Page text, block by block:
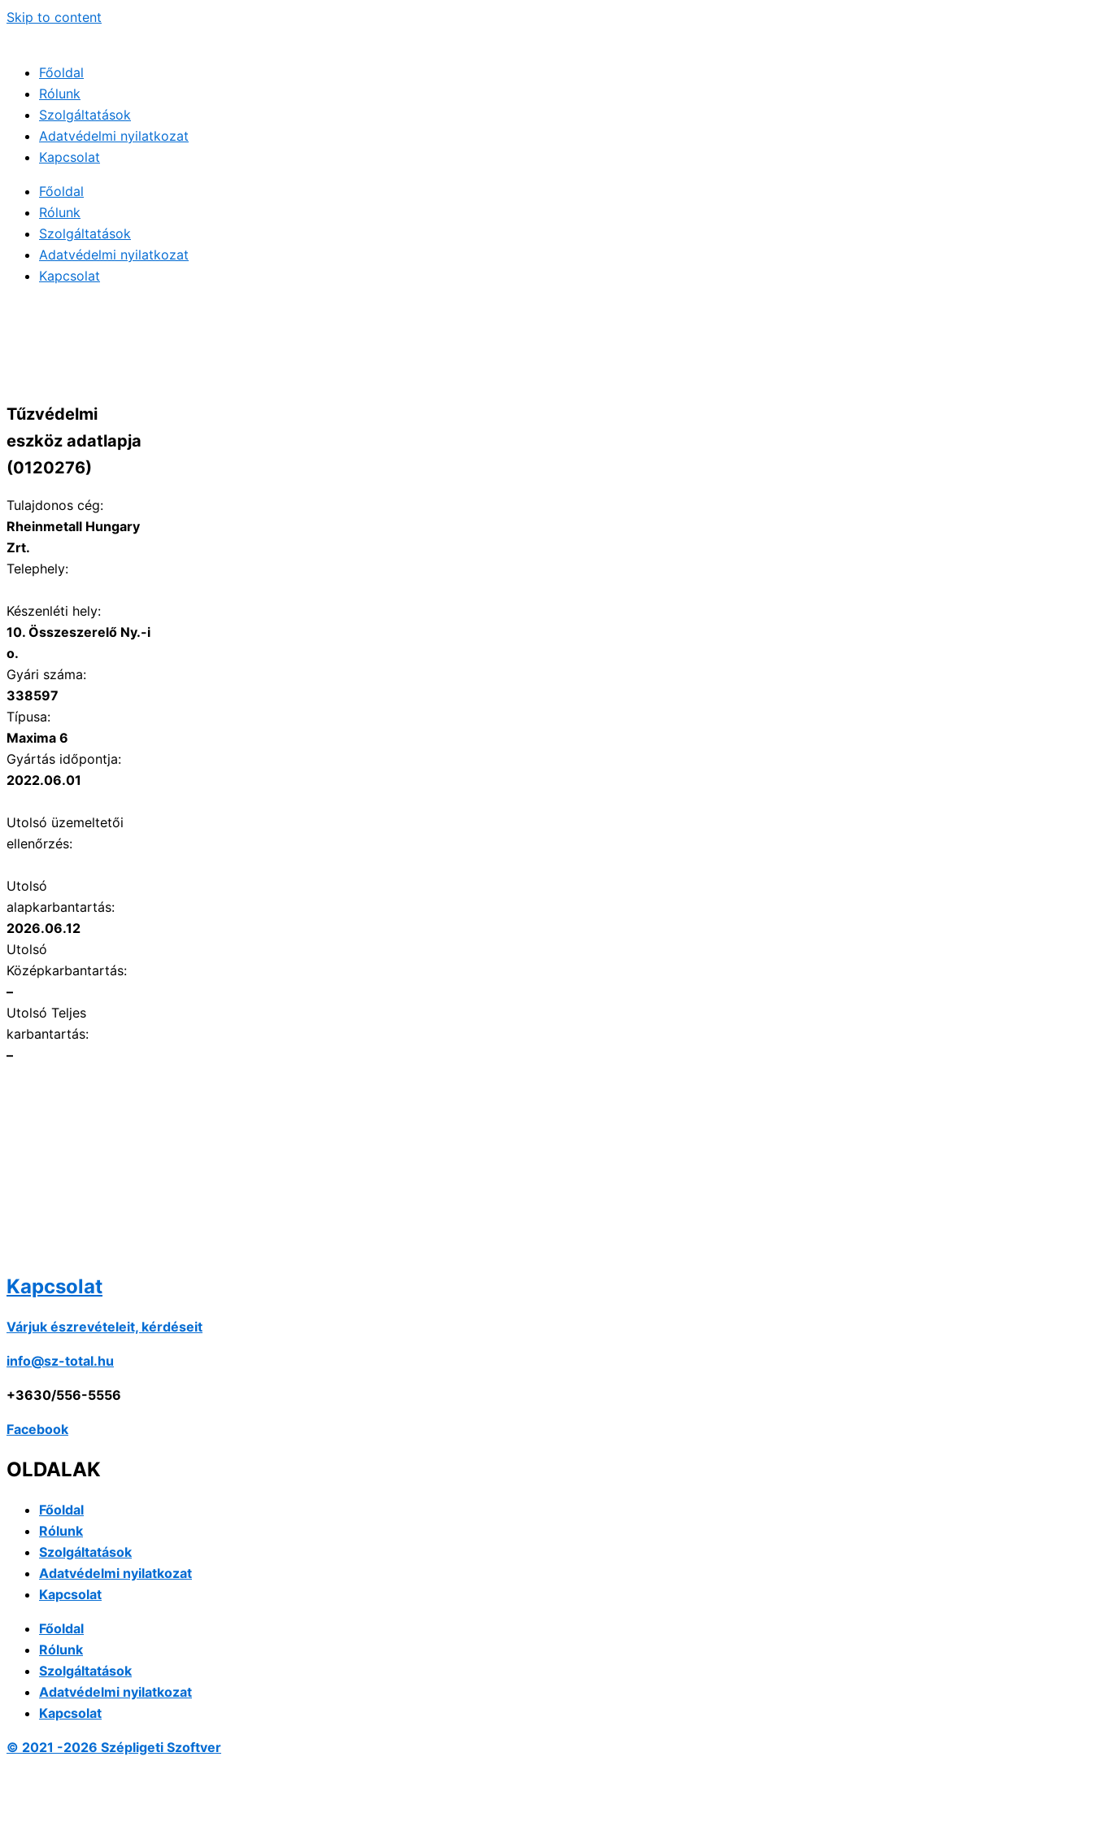
Skip to content
Főoldal
Rólunk
Szolgáltatások
Adatvédelmi nyilatkozat
Kapcsolat
Főoldal
Rólunk
Szolgáltatások
Adatvédelmi nyilatkozat
Kapcsolat
Tűzvédelmi
eszköz adatlapja
(0120276)
Tulajdonos cég:
Rheinmetall Hungary
Zrt.
Telephely:
Készenléti hely:
10. Összeszerelő Ny.-i
o.
Gyári száma:
338597
Típusa:
Maxima 6
Gyártás időpontja:
2022.06.01
Utolsó üzemeltetői
ellenőrzés:
Utolsó
alapkarbantartás:
2026.06.12
Utolsó
Középkarbantartás:
–
Utolsó Teljes
karbantartás:
–
Kapcsolat
Várjuk észrevételeit, kérdéseit
info@sz-total.hu
+3630/556-5556
Facebook
OLDALAK
Főoldal
Rólunk
Szolgáltatások
Adatvédelmi nyilatkozat
Kapcsolat
Főoldal
Rólunk
Szolgáltatások
Adatvédelmi nyilatkozat
Kapcsolat
© 2021 -2026 Szépligeti Szoftver